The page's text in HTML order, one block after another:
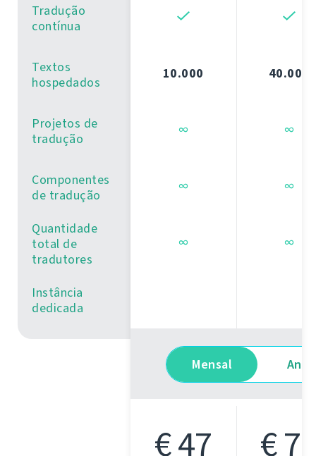
Tradução
contínua
Textos
hospedados
Projetos de
tradução
Componentes
de tradução
Quantidade
total de
tradutores
Instância
dedicada
10.000
∞
∞
∞
40.000
∞
∞
∞
Mensal
€ 47 €